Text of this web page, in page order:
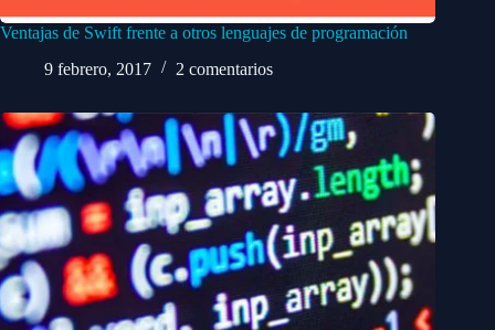
Ventajas de Swift frente a otros lenguajes de programación
9 febrero, 2017
2 comentarios